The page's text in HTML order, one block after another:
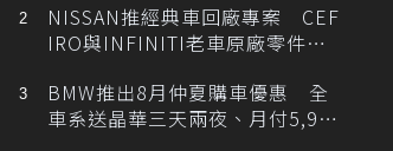
NISSAN推經典車回廠專案 CEF
IRO與INFINITI老車原廠零件最
BMW推出8月仲夏購車優惠 全
車系送晶華三天兩夜、月付5,900